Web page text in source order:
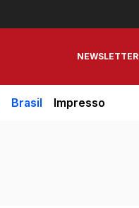
NEWSLETTER
Brasil Impresso